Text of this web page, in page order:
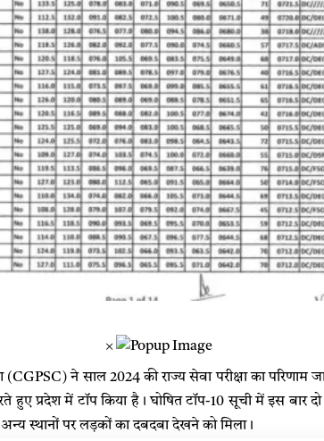
×
ने साल 2024 की राज्य सेवा परीक्षा का परिणाम
हुए प्रदेश में टॉप किया है। घोषित टॉप-10 सूची में इस बार
स्थानों पर लड़कों का दबदबा देखने को मिला।